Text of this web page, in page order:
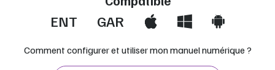
ENT GAR
Comment configurer et utiliser mon manuel numérique ?